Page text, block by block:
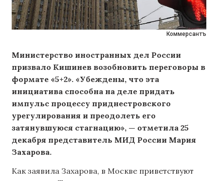
Коммерсантъ
Министерство иностранных дел России
призвало Кишинев возобновить переговоры в
формате «5+2». «Убеждены, что эта
инициатива способна на деле придать
импульс процессу приднестровского
урегулирования и преодолеть его
затянувшуюся стагнацию», — отметила 25
декабря представитель МИД России Мария
Захарова.
Как заявила Захарова, в Москве приветствуют